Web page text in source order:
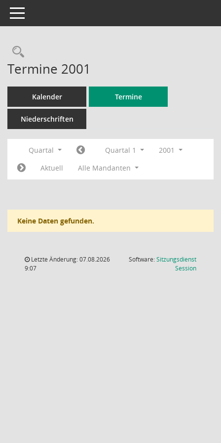
Toggle navigation
Rechercheauswahl
Termine 2001
Kalender Termine
Niederschriften
Quartal Quartal 1
2001
Aktuell
Alle Mandanten
Keine Daten gefunden.
Letzte Änderung: 07.08.2026
9:07
Software:Sitzungsdienst
Session(Wird in